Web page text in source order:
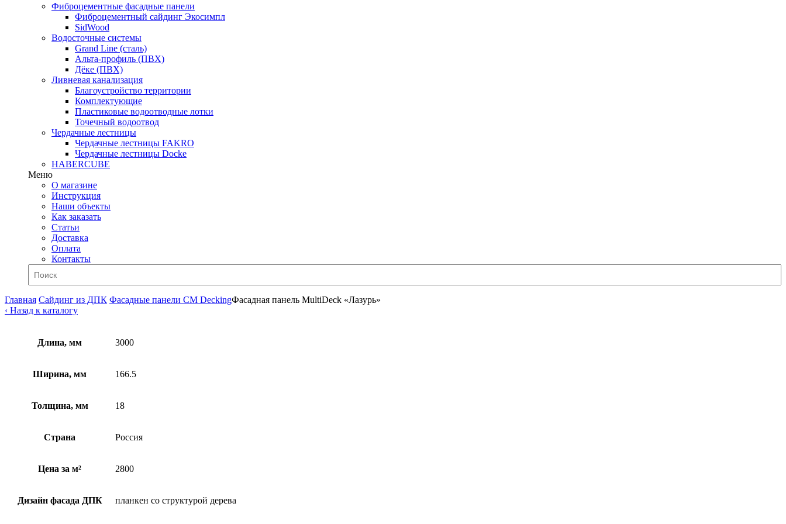
Фиброцементные фасадные панели
Фиброцементный сайдинг Экосимпл
SidWood
Водосточные системы
Grand Line (сталь)
Альта-профиль (ПВХ)
Дёке (ПВХ)
Ливневая канализация
Благоустройство территории
Комплектующие
Пластиковые водоотводные лотки
Точечный водоотвод
Чердачные лестницы
Чердачные лестницы FAKRO
Чердачные лестницы Docke
HABERCUBE
Меню
О магазине
Инструкция
Наши объекты
Как заказать
Статьи
Доставка
Оплата
Контакты
Главная Сайдинг из ДПК Фасадные панели CM DeckingФасадная панель MultiDeck «Лазурь»
‹ Назад к каталогу
Длина, мм 3000
Ширина, мм 166.5
Толщина, мм 18
Страна Россия
Цена за м² 2800
Дизайн фасада ДПК планкен со структурой дерева